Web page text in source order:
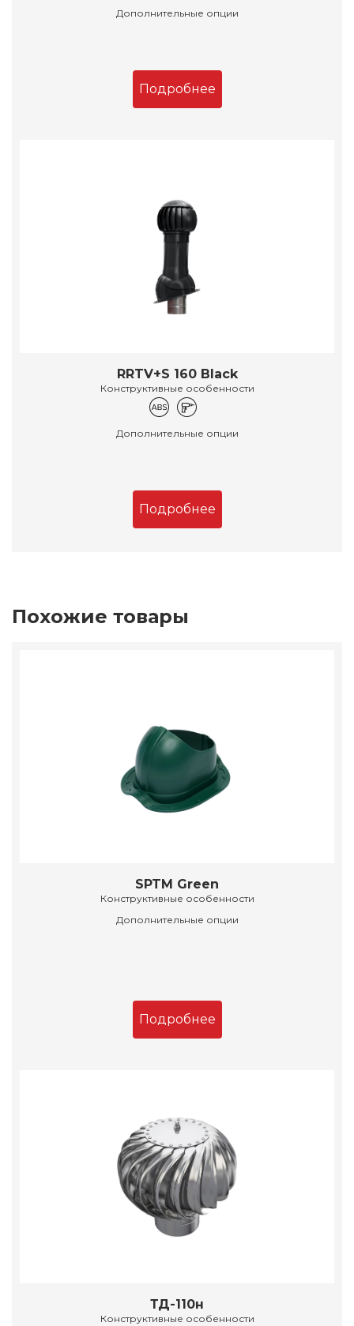
Дополнительные опции
Подробнее
RRTV+S 160 Black
Конструктивные особенности
Дополнительные опции
Подробнее
Похожие товары
SPTM Green
Конструктивные особенности
Дополнительные опции
Подробнее
ТД-110н
Конструктивные особенности